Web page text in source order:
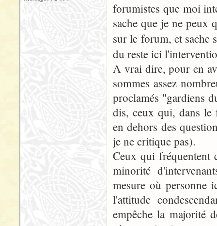
forumistes que moi
sache que je ne peux
sur le forum, et sache
du reste ici
A vrai dire, pour en
sommes assez
proclamés "gardiens
dis, ceux qui, dans le
en dehors des
je ne critique pas).
Ceux qui fréquentent
minorité
mesure où personne
l'attitude
empêche la majorité